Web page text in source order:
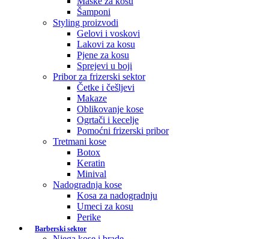
Šamponi
Styling proizvodi
Gelovi i voskovi
Lakovi za kosu
Pjene za kosu
Sprejevi u boji
Pribor za frizerski sektor
Četke i češljevi
Makaze
Oblikovanje kose
Ogrtači i kecelje
Pomoćni frizerski pribor
Tretmani kose
Botox
Keratin
Minival
Nadogradnja kose
Kosa za nadogradnju
Umeci za kosu
Perike
Barberski sektor